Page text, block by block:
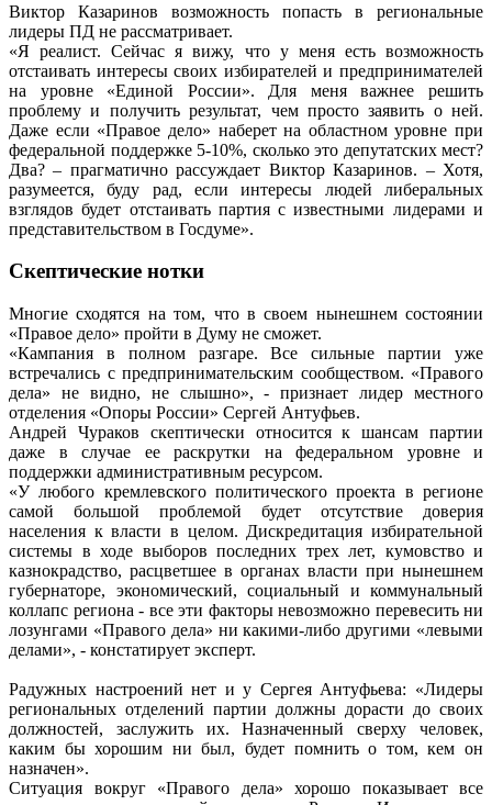
Виктор Казаринов возможность попасть в региональные
лидеры ПД не рассматривает.
«Я реалист. Сейчас я вижу, что у меня есть возможность
отстаивать интересы своих избирателей и предпринимателей
на уровне «Единой России». Для меня важнее решить
проблему и получить результат, чем просто заявить о ней.
Даже если «Правое дело» наберет на областном уровне при
федеральной поддержке 5-10%, сколько это депутатских мест?
Два? – прагматично рассуждает Виктор Казаринов. – Хотя,
разумеется, буду рад, если интересы людей либеральных
взглядов будет отстаивать партия с известными лидерами и
представительством в Госдуме».
Скептические нотки
Многие сходятся на том, что в своем нынешнем состоянии
«Правое дело» пройти в Думу не сможет.
«Кампания в полном разгаре. Все сильные партии уже
встречались с предпринимательским сообществом. «Правого
дела» не видно, не слышно», - признает лидер местного
отделения «Опоры России» Сергей Антуфьев.
Андрей Чураков скептически относится к шансам партии
даже в случае ее раскрутки на федеральном уровне и
поддержки административным ресурсом.
«У любого кремлевского политического проекта в регионе
самой большой проблемой будет отсутствие доверия
населения к власти в целом. Дискредитация избирательной
системы в ходе выборов последних трех лет, кумовство и
казнокрадство, расцветшее в органах власти при нынешнем
губернаторе, экономический, социальный и коммунальный
коллапс региона - все эти факторы невозможно перевесить ни
лозунгами «Правого дела» ни какими-либо другими «левыми
делами», - констатирует эксперт.
Радужных настроений нет и у Сергея Антуфьева: «Лидеры
региональных отделений партии должны дорасти до своих
должностей, заслужить их. Назначенный сверху человек,
каким бы хорошим ни был, будет помнить о том, кем он
назначен».
Ситуация вокруг «Правого дела» хорошо показывает все